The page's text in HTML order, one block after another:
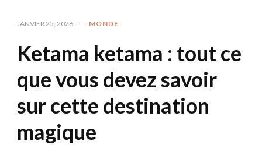
JANVIER 25, 2026 MONDE
Ketama ketama : tout ce
que vous devez savoir
sur cette destination
magique